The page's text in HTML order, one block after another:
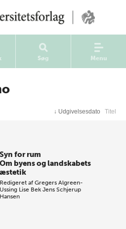
Søg Menu
↓ Udgivelsesdato Titel
Syn for rum
Om byens og landskabets
æstetik
Redigeret afGregers Algreen-
Ussing Lise Bek Jens Schjerup
Hansen